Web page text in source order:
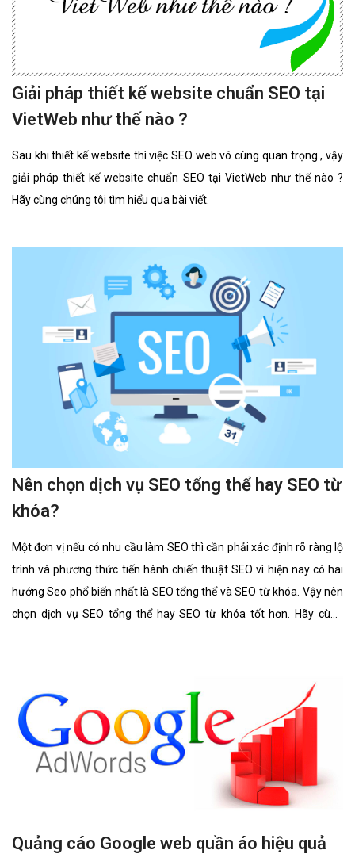
Giải pháp thiết kế website chuẩn SEO tại
VietWeb như thế nào ?
Sau khi thiết kế website thì việc SEO web vô cùng quan trọng , vậy
giải pháp thiết kế website chuẩn SEO tại VietWeb như thế nào ?
Hãy cùng chúng tôi tìm hiểu qua bài viết.
Nên chọn dịch vụ SEO tổng thể hay SEO từ
khóa?
Một đơn vị nếu có nhu cầu làm SEO thì cần phải xác định rõ ràng lộ
trình và phương thức tiến hành chiến thuật SEO vì hiện nay có hai
hướng Seo phổ biến nhất là SEO tổng thể và SEO từ khóa. Vậy nên
chọn dịch vụ SEO tổng thể hay SEO từ khóa tốt hơn. Hãy cùng
Quảng cáo Google web quần áo hiệu quả